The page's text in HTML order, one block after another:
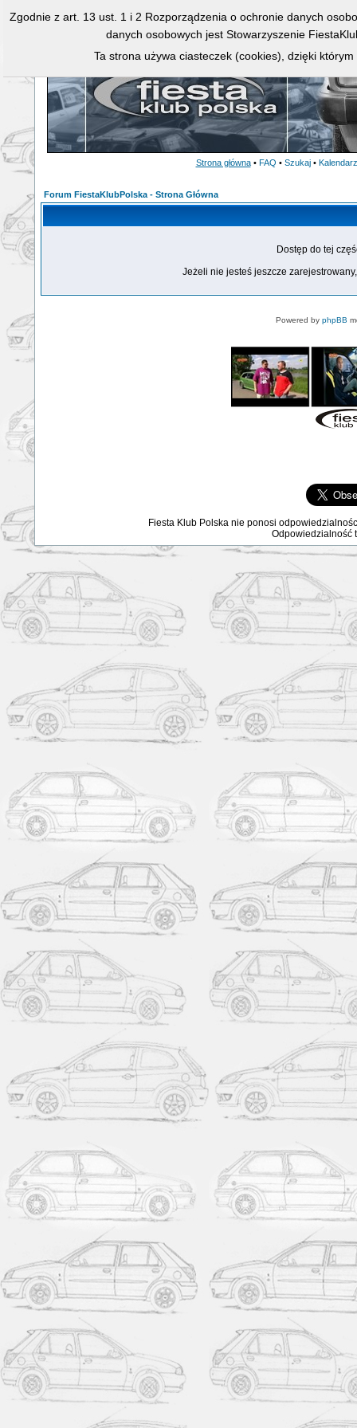
Strona główna • FAQ • Szukaj • Kalendarz
Forum FiestaKlubPolska - Strona Główna
Dostęp do tej
Jeżeli nie jesteś jeszcze
Powered by phpBB
Fiesta Klub Polska nie ponosi
Odpowiedzialność
Zgodnie z art. 13 ust. 1 i 2 Rozporządzenia o ochronie danych
danych osobowych jest Stowarzyszenie
Ta strona używa ciasteczek (cookies), dzięki